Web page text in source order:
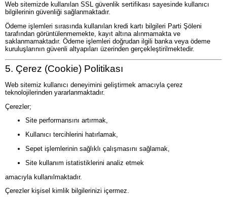
Web sitemizde kullanılan SSL güvenlik sertifikası sayesinde kullanıcı
bilgilerinin güvenliği sağlanmaktadır.
Ödeme işlemleri sırasında kullanılan kredi kartı bilgileri Parti Şöleni
tarafından görüntülenmemekte, kayıt altına alınmamakta ve
saklanmamaktadır. Ödeme işlemleri doğrudan ilgili banka veya ödeme
kuruluşlarının güvenli altyapıları üzerinden gerçekleştirilmektedir.
5. Çerez (Cookie) Politikası
Web sitemiz kullanıcı deneyimini geliştirmek amacıyla çerez
teknolojilerinden yararlanmaktadır.
Çerezler;
Site performansını artırmak,
Kullanıcı tercihlerini hatırlamak,
Sepet işlemlerinin sağlıklı çalışmasını sağlamak,
Site kullanım istatistiklerini analiz etmek
amacıyla kullanılmaktadır.
Çerezler kişisel kimlik bilgilerinizi içermez.